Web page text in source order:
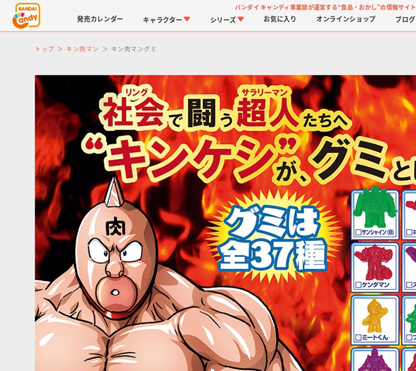
バンダイ キャンディ事業部が運営する“食品・おかし”の情報サイト
発売カレンダー キャラクター
LINK TRAVELERS 仮面ライダーシリーズ
PROJECT R.E.D.・ス
ーパー戦隊シリーズ
プリキュアシリーズ
シリーズ
チョコボックス キャラパキ つりグミ チョコサプ
お気に入り オンラインショップ ブログ
トップ キン肉マン キン肉マングミ